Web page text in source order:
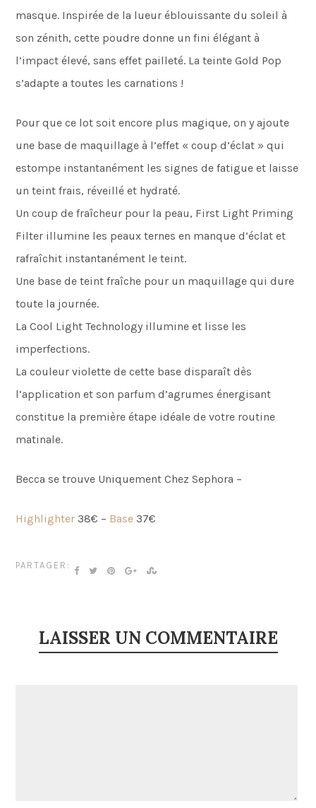
masque. Inspirée de la lueur éblouissante du soleil à
son zénith, cette poudre donne un fini élégant à
l’impact élevé, sans effet pailleté. La teinte Gold Pop
s’adapte a toutes les carnations !
Pour que ce lot soit encore plus magique, on y ajoute
une base de maquillage à l’effet « coup d’éclat » qui
estompe instantanément les signes de fatigue et laisse
un teint frais, réveillé et hydraté.
Un coup de fraîcheur pour la peau, First Light Priming
Filter illumine les peaux ternes en manque d’éclat et
rafraîchit instantanément le teint.
Une base de teint fraîche pour un maquillage qui dure
toute la journée.
La Cool Light Technology illumine et lisse les
imperfections.
La couleur violette de cette base disparaît dès
l’application et son parfum d’agrumes énergisant
constitue la première étape idéale de votre routine
matinale.
Becca se trouve Uniquement Chez Sephora –
Highlighter 38€ – Base 37€
PARTAGER:
LAISSER UN COMMENTAIRE